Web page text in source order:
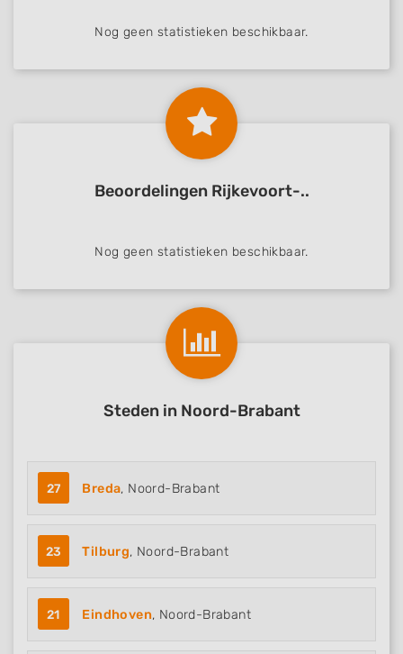
Nog geen statistieken beschikbaar.
Beoordelingen Rijkevoort-..
Nog geen statistieken beschikbaar.
Steden in Noord-Brabant
27 Breda, Noord-Brabant
23 Tilburg, Noord-Brabant
21 Eindhoven, Noord-Brabant